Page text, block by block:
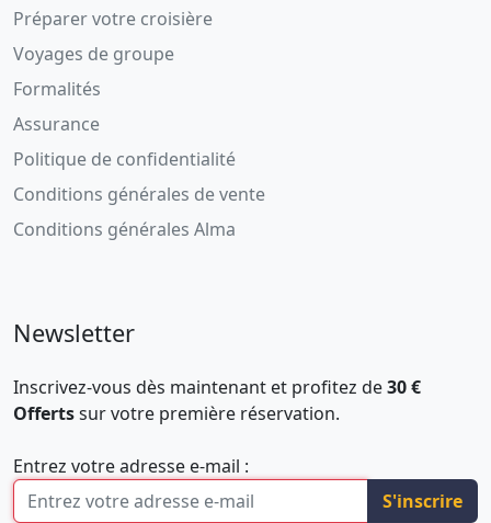
Préparer votre croisière
Voyages de groupe
Formalités
Assurance
Politique de confidentialité
Conditions générales de vente
Conditions générales Alma
Newsletter
Inscrivez-vous dès maintenant et profitez de30 €
Offertssur votre première réservation.
Entrez votre adresse e-mail :
S'inscrire